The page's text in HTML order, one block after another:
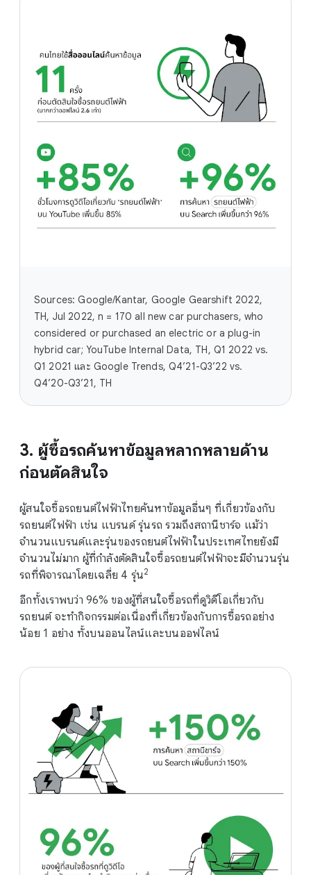
Sources: Google/Kantar, Google Gearshift 2022,
TH, Jul 2022, n = 170 all new car purchasers, who
considered or purchased an electric or a plug-in
hybrid car; YouTube Internal Data, TH, Q1 2022 vs.
Q1 2021 และ Google Trends, Q4’21-Q3’22 vs.
Q4’20-Q3’21, TH
3. ผู้ซื้อรถค้นหาข้อมูลหลากหลายด้าน
ก่อนตัดสินใจ
ผู้สนใจซื้อรถยนต์ไฟฟ้าไทยค้นหาข้อมูลอื่นๆ ที่เกี่ยวข้องกับ
รถยนต์ไฟฟ้า เช่น แบรนด์ รุ่นรถ รวมถึงสถานีชาร์จ แม้ว่า
จำนวนแบรนด์และรุ่นของรถยนต์ไฟฟ้าในประเทศไทยยังมี
จำนวนไม่มาก ผู้ที่กำลังตัดสินใจซื้อรถยนต์ไฟฟ้าจะมีจำนวนรุ่น
รถที่พิจารณาโดยเฉลี่ย 4 รุ่น2
อีกทั้งเราพบว่า 96% ของผู้ที่สนใจซื้อรถที่ดูวิดีโอเกี่ยวกับ
รถยนต์ จะทำกิจกรรมต่อเนื่องที่เกี่ยวข้องกับการซื้อรถอย่าง
น้อย 1 อย่าง ทั้งบนออนไลน์และบนออฟไลน์